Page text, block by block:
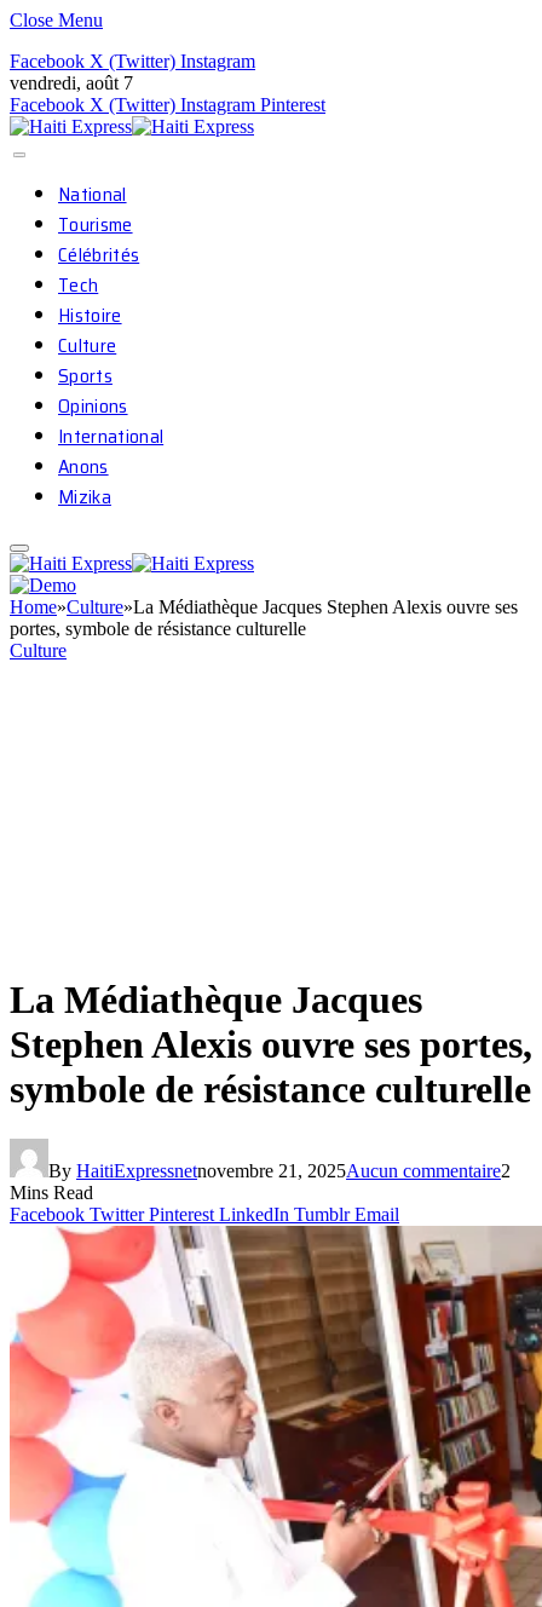
Close Menu
Facebook X (Twitter) Instagram
vendredi, août 7
Facebook X (Twitter) Instagram Pinterest
National
Tourisme
Célébrités
Tech
Histoire
Culture
Sports
Opinions
International
Anons
Mizika
Home»Culture»La Médiathèque Jacques Stephen Alexis ouvre ses
portes, symbole de résistance culturelle
Culture
La Médiathèque Jacques
Stephen Alexis ouvre ses portes,
symbole de résistance culturelle
By HaitiExpressnetnovembre 21, 2025Aucun commentaire2
Mins Read
Facebook Twitter Pinterest LinkedIn Tumblr Email